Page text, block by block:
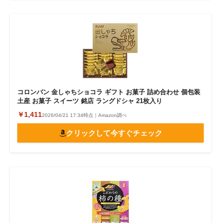
コロンバン 金しゃちショコラ ギフト お菓子 詰め合わせ 個包装
土産 お菓子 スイーツ 銘店 ラングドシャ 21枚入り
￥1,4112026/04/21 17:34時点｜Amazon調べ
クリックして今すぐチェック